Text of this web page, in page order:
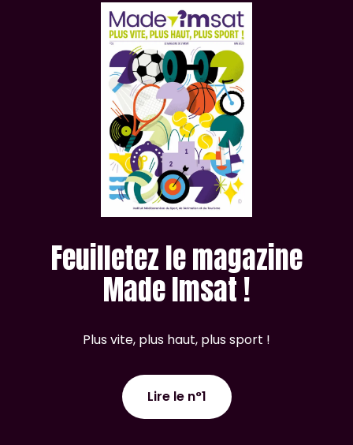
Feuilletez le magazine
Made Imsat !
Plus vite, plus haut, plus sport !
Lire le n°1